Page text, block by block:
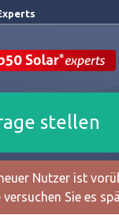
stellen
Nutzer ist
Sie es